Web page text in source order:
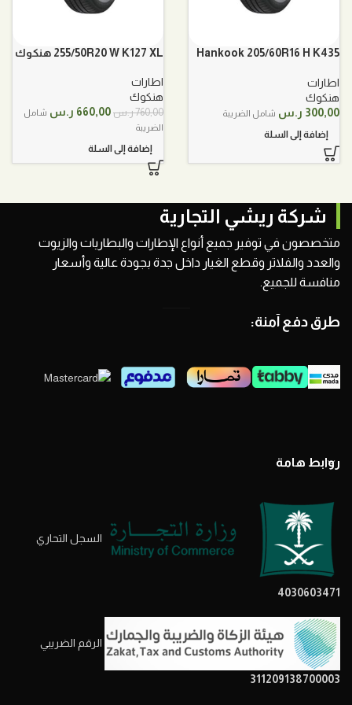
Hankook 205/60R16 H K435
اطارات
هنكوك
300,00 ر.س شامل الضريبة
إضافة إلى السلة
255/50R20 W K127 XL هنكوك
اطارات
هنكوك
760,00ر.س السعر
760,00 ر.س.
660,00 ر.س السعر
شامل
الضريبة
إضافة إلى السلة
شركة ريشي التجارية
متخصصون في توفير جميع أنواع الإطارات والبطاريات والزيوت
والعدد والفلاتر وقطع الغيار داخل جدة بجودة عالية وأسعار
منافسة للجميع.
طرق دفع آمنة:
روابط هامة
السجل التحاري
4030603471
الرقم الضريبي
311209138700003